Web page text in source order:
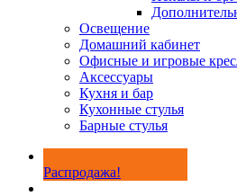
Освещение
Домашний кабинет
Офисные и игровые
Аксессуары
Кухня и бар
Кухонные стулья
Барные стулья
Распродажа!